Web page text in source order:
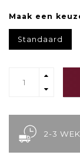
Maak een
Standaard
2-3